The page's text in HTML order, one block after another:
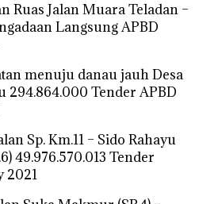
Ruas Jalan Muara Teladan –
Langsung APBD
menuju danau jauh Desa
294.864.000 Tender APBD
Sp. Km.11 – Sido Rahayu
49.976.570.013 Tender
2021